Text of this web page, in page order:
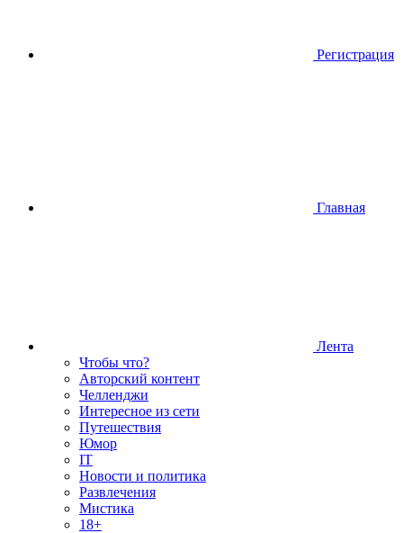
Регистрация
Главная
Лента
Чтобы что?
Авторский контент
Челленджи
Интересное из сети
Путешествия
Юмор
IT
Новости и политика
Развлечения
Мистика
18+